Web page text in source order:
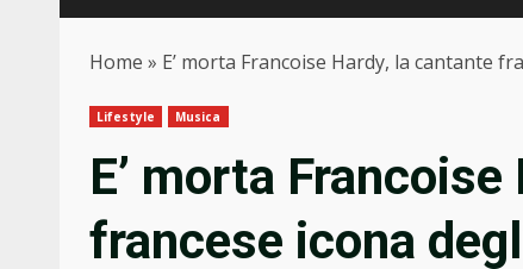
Home » E’ morta Francoise Hardy, la cantante
Lifestyle Musica
E’ morta
francese icona